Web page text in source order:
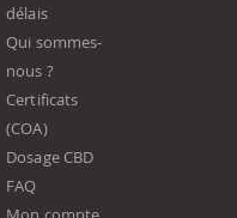
délais
Qui sommes-
nous ?
Certificats
(COA)
Dosage CBD
FAQ